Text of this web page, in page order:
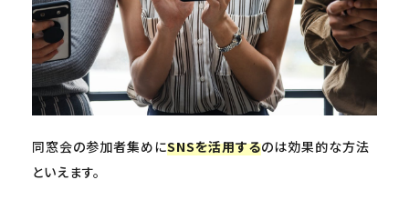
同窓会の参加者集めにSNSを活用するのは効果的な方法
といえます。